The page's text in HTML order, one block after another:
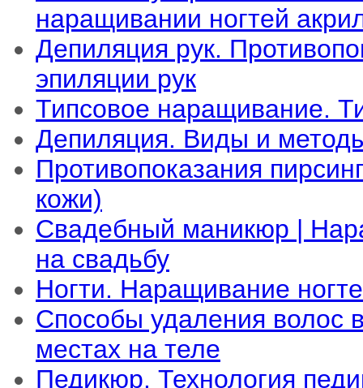
наращивании ногтей
Депиляция рук.
эпиляции рук
Типсовое наращивание.
Депиляция. Виды и
Противопоказания
кожи)
Свадебный маникюр |
на свадьбу
Ногти. Наращивание
Способы удаления волос
местах на теле
Педикюр. Технология